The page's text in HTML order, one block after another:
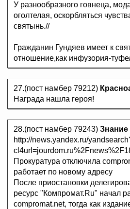
У разнообразного говнеца,
оголтелая, оскорбляться
святынь.//
Гражданин Гундяев имеет к
отношение,как инфузория-
27.(пост намбер 79212)
Награда нашла героя!
28.(пост намбер 79243) Знание
http://news.yandex.ru/
Прокуратура отключила
работает по новому адресу
После приостановки
ресурс "Компромат.Ru" начал
compromat.net, тогда как